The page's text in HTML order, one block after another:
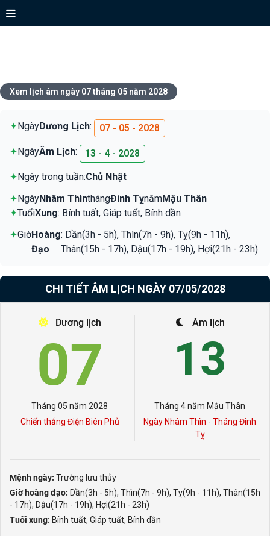
Xem lịch âm ngày 07 tháng 05 năm 2028
✦NgàyDương Lịch: 07 - 05 - 2028
✦NgàyÂm Lịch: 13 - 4 - 2028
✦Ngày trong tuần:Chủ Nhật
✦NgàyNhâm ThìnthángĐinh TỵnămMậu Thân
✦TuổiXung: Bính tuất, Giáp tuất, Bính dần
✦GiờHoàng
Đạo
: Dần(3h - 5h), Thìn(7h - 9h), Tỵ(9h - 11h),
Thân(15h - 17h), Dậu(17h - 19h), Hợi(21h - 23h)
CHI TIẾT ÂM LỊCH NGÀY 07/05/2028
Dương lịch
07
Tháng 05 năm 2028
Chiến thắng Điện Biên Phủ
Âm lịch
13
Tháng 4 năm Mậu Thân
Ngày Nhâm Thìn - Tháng Đinh
Tỵ
Mệnh ngày: Trường lưu thủy
Giờ hoàng đạo: Dần(3h - 5h), Thìn(7h - 9h), Tỵ(9h - 11h), Thân(15h
- 17h), Dậu(17h - 19h), Hợi(21h - 23h)
Tuổi xung: Bính tuất, Giáp tuất, Bính dần